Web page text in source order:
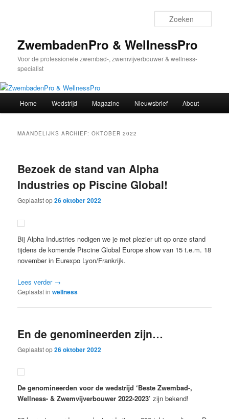
inhoud
inhoudZwembadenPro & WellnessPro
Voor de professionele zwembad-, zwemvijverbouwer & wellness-
specialist
Home Wedstrijd Magazine Nieuwsbrief About
MAANDELIJKS ARCHIEF:OKTOBER 2022
Bezoek de stand van Alpha
Industries op Piscine Global!
Geplaatst op26 oktober 2022
Bij Alpha Industries nodigen we je met plezier uit op onze stand
tijdens de komende Piscine Global Europe show van 15 t.e.m. 18
november in Eurexpo Lyon/Frankrijk.
Lees verder →
Geplaatst in wellness
En de genomineerden zijn…
Geplaatst op26 oktober 2022
De genomineerden voor de wedstrijd‘Beste Zwembad-,
Wellness- & Zwemvijverbouwer 2022-2023’zijn bekend!